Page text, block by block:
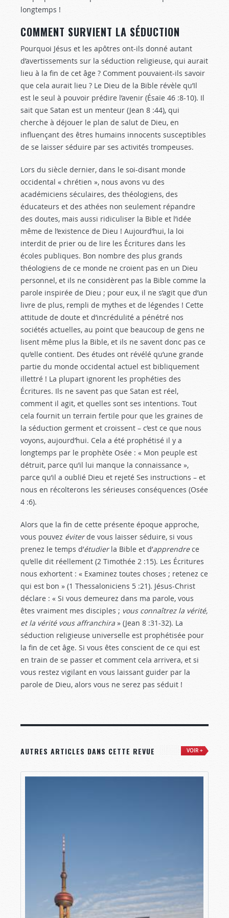
longtemps !
COMMENT SURVIENT LA SÉDUCTION
Pourquoi Jésus et les apôtres ont-ils donné autant
d’avertissements sur la séduction religieuse, qui aurait
lieu à la fin de cet âge ? Comment pouvaient-ils savoir
que cela aurait lieu ? Le Dieu de la Bible révèle qu’Il
est le seul à pouvoir prédire l’avenir (Ésaïe 46 :8-10). Il
sait que Satan est un menteur (Jean 8 :44), qui
cherche à déjouer le plan de salut de Dieu, en
influençant des êtres humains innocents susceptibles
de se laisser séduire par ses activités trompeuses.
Lors du siècle dernier, dans le soi-disant monde
occidental « chrétien », nous avons vu des
académiciens séculaires, des théologiens, des
éducateurs et des athées non seulement répandre
des doutes, mais aussi ridiculiser la Bible et l’idée
même de l’existence de Dieu ! Aujourd’hui, la loi
interdit de prier ou de lire les Écritures dans les
écoles publiques. Bon nombre des plus grands
théologiens de ce monde ne croient pas en un Dieu
personnel, et ils ne considèrent pas la Bible comme la
parole inspirée de Dieu ; pour eux, il ne s’agit que d’un
livre de plus, rempli de mythes et de légendes ! Cette
attitude de doute et d’incrédulité a pénétré nos
sociétés actuelles, au point que beaucoup de gens ne
lisent même plus la Bible, et ils ne savent donc pas ce
qu’elle contient. Des études ont révélé qu’une grande
partie du monde occidental actuel est bibliquement
illettré ! La plupart ignorent les prophéties des
Écritures. Ils ne savent pas que Satan est réel,
comment il agit, et quelles sont ses intentions. Tout
cela fournit un terrain fertile pour que les graines de
la séduction germent et croissent – c’est ce que nous
voyons, aujourd’hui. Cela a été prophétisé il y a
longtemps par le prophète Osée : « Mon peuple est
détruit, parce qu’il lui manque la connaissance »,
parce qu’il a oublié Dieu et rejeté Ses instructions – et
nous en récolterons les sérieuses conséquences (Osée
4 :6).
Alors que la fin de cette présente époque approche,
vous pouvez éviterde vous laisser séduire, si vous
prenez le temps d’étudierla Bible et d’apprendrece
qu’elle dit réellement (2 Timothée 2 :15). Les Écritures
nous exhortent : « Examinez toutes choses ; retenez ce
qui est bon » (1 Thessaloniciens 5 :21). Jésus-Christ
déclare : « Si vous demeurez dans ma parole, vous
êtes vraiment mes disciples ; vous connaîtrez la vérité,
et la vérité vous affranchira » (Jean 8 :31-32). La
séduction religieuse universelle est prophétisée pour
la fin de cet âge. Si vous êtes conscient de ce qui est
en train de se passer et comment cela arrivera, et si
vous restez vigilant en vous laissant guider par la
parole de Dieu, alors vous ne serez pas séduit !
AUTRES ARTICLES DANS CETTE REVUE VOIR +